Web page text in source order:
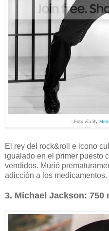
- Foto vía By
El rey del rock&roll e icono
igualado en el primer puesto
vendidos. Murió
adicción a los medicamentos.
3. Michael Jackson: 750